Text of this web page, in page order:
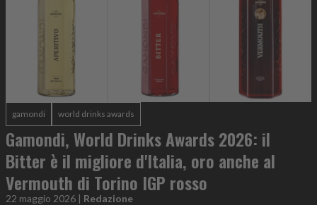
gamondi world drinks awards
Gamondi, World Drinks Awards 2026: il
Bitter è il migliore d'Italia, oro anche al
Vermouth di Torino IGP rosso
22 maggio 2026 | Redazione